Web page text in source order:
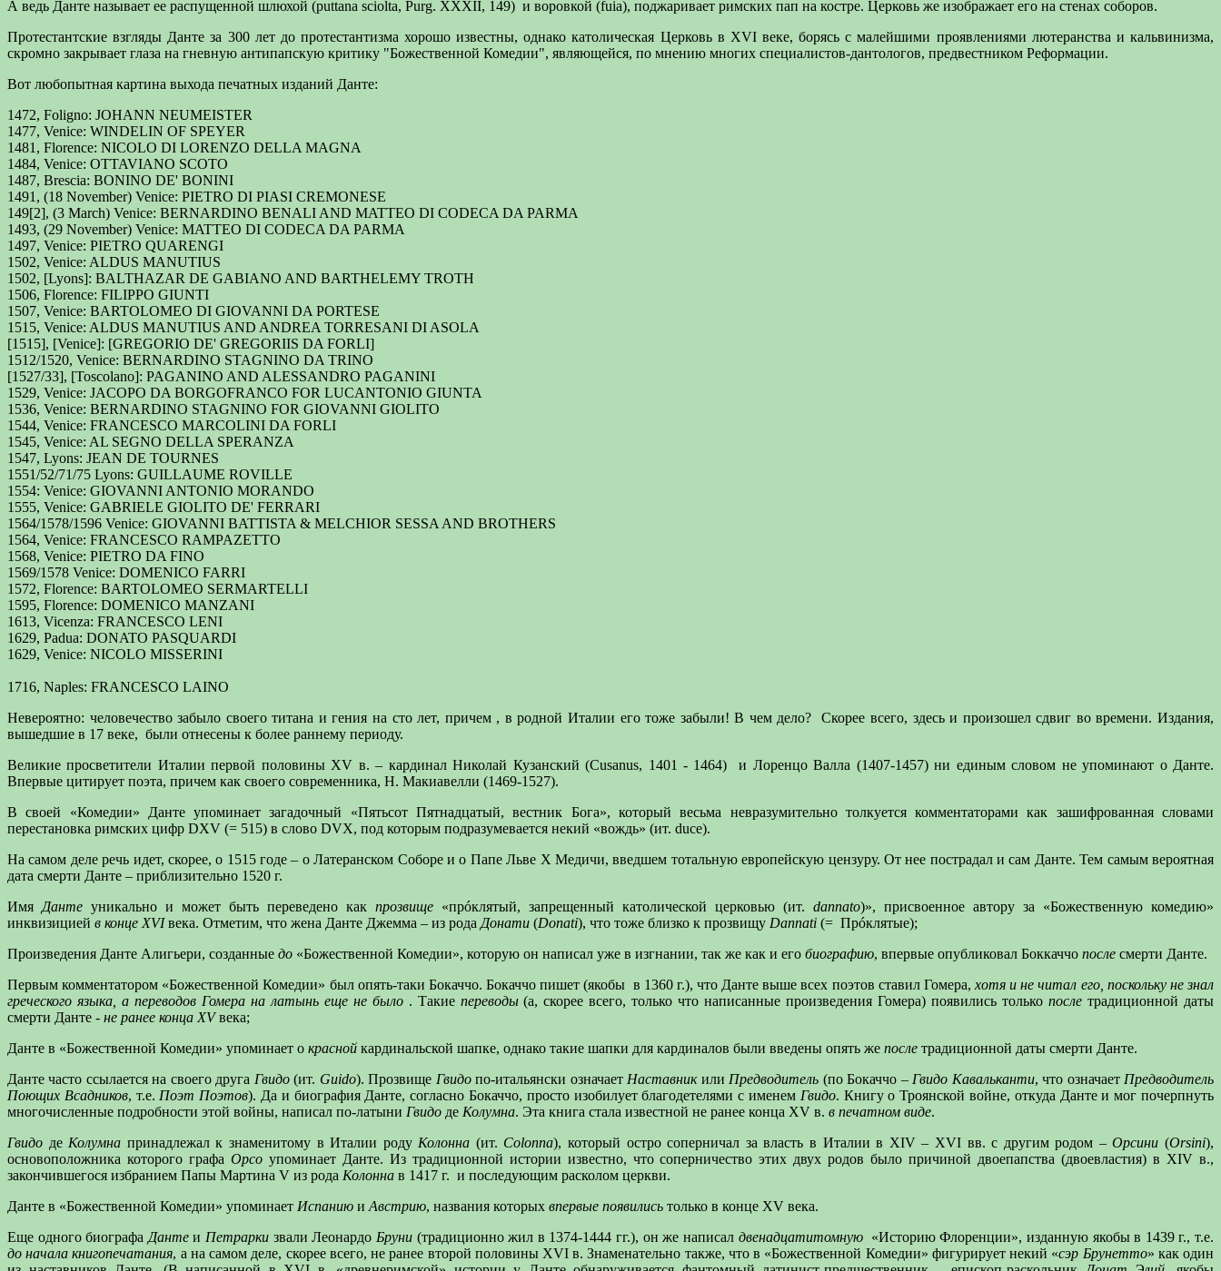
А ведь Данте называет ее распущенной шлюхой (puttana sciolta, Purg. XXXII, 149) и воровкой (fuia), поджаривает римских пап на костре. Церковь же изображает его на стенах соборов.
Протестантские взгляды Данте за 300 лет до протестантизма хорошо известны, однако католическая Церковь в XVI веке, борясь с малейшими проявлениями лютеранства и кальвинизма,
скромно закрывает глаза на гневную антипапскую критику "Божественной Комедии", являющейся, по мнению многих специалистов-дантологов, предвестником Реформации.
Вот любопытная картина выхода печатных изданий Данте:
1472, Foligno: JOHANN NEUMEISTER
1477, Venice: WINDELIN OF SPEYER
1481, Florence: NICOLO DI LORENZO DELLA MAGNA
1484, Venice: OTTAVIANO SCOTO
1487, Brescia: BONINO DE' BONINI
1491, (18 November) Venice: PIETRO DI PIASI CREMONESE
149[2], (3 March) Venice: BERNARDINO BENALI AND MATTEO DI CODECA DA PARMA
1493, (29 November) Venice: MATTEO DI CODECA DA PARMA
1497, Venice: PIETRO QUARENGI
1502, Venice: ALDUS MANUTIUS
1502, [Lyons]: BALTHAZAR DE GABIANO AND BARTHELEMY TROTH
1506, Florence: FILIPPO GIUNTI
1507, Venice: BARTOLOMEO DI GIOVANNI DA PORTESE
1515, Venice: ALDUS MANUTIUS AND ANDREA TORRESANI DI ASOLA
[1515], [Venice]: [GREGORIO DE' GREGORIIS DA FORLI]
1512/1520, Venice: BERNARDINO STAGNINO DA TRINO
[1527/33], [Toscolano]: PAGANINO AND ALESSANDRO PAGANINI
1529, Venice: JACOPO DA BORGOFRANCO FOR LUCANTONIO GIUNTA
1536, Venice: BERNARDINO STAGNINO FOR GIOVANNI GIOLITO
1544, Venice: FRANCESCO MARCOLINI DA FORLI
1545, Venice: AL SEGNO DELLA SPERANZA
1547, Lyons: JEAN DE TOURNES
1551/52/71/75 Lyons: GUILLAUME ROVILLE
1554: Venice: GIOVANNI ANTONIO MORANDO
1555, Venice: GABRIELE GIOLITO DE' FERRARI
1564/1578/1596 Venice: GIOVANNI BATTISTA & MELCHIOR SESSA AND BROTHERS
1564, Venice: FRANCESCO RAMPAZETTO
1568, Venice: PIETRO DA FINO
1569/1578 Venice: DOMENICO FARRI
1572, Florence: BARTOLOMEO SERMARTELLI
1595, Florence: DOMENICO MANZANI
1613, Vicenza: FRANCESCO LENI
1629, Padua: DONATO PASQUARDI
1629, Venice: NICOLO MISSERINI
1716, Naples: FRANCESCO LAINO
Невероятно: человечество забыло своего титана и гения на сто лет, причем , в родной Италии его тоже забыли! В чем дело?
Скорее всего, здесь и произошел сдвиг во времени. Издания,
вышедшие в 17 веке, были отнесены к более раннему периоду.
Великие просветители Италии первой половины XV в. – кардинал Николай Кузанский (Сusanus, 1401 - 1464)
и Лоренцо Валла (1407-1457) ни единым словом не упоминают о Данте.
Впервые цитирует поэта, причем как своего современника, Н. Макиавелли (1469-1527).
В своей «Комедии» Данте упоминает загадочный «Пятьсот Пятнадцатый, вестник Бога», который весьма невразумительно толкуется комментаторами как зашифрованная словами
перестановка римских цифр DXV (= 515) в слово DVX, под которым подразумевается некий «вождь» (ит. duce).
На самом деле речь идет, скорее, о 1515 годе – о Латеранском Соборе и о Папе Льве X Медичи, введшем тотальную европейскую цензуру. От нее пострадал и сам Данте. Тем самым вероятная
дата смерти Данте – приблизительно 1520 г.
Имя Данте уникально и может быть переведено как прозвище «прóклятый, запрещенный католической церковью (ит. dannato)», присвоенное автору за «Божественную комедию»
инквизицией в конце XVIвека. Отметим, что жена Данте Джемма – из рода Донати (Donati), что тоже близко к прозвищу Dannati (= Прóклятые);
Произведения Данте Алигьери, созданные до «Божественной Комедии», которую он написал уже в изгнании, так же как и его биографию, впервые опубликовал Боккаччо после смерти Данте.
Первым комментатором «Божественной Комедии» был опять-таки Бокаччо. Бокаччо пишет (якобы в 1360 г.), что Данте выше всех поэтов ставил Гомера,хотя и не читал его, поскольку не знал
греческого языка, а переводов Гомера на латынь еще не было. Такие переводы(а, скорее всего, только что написанные произведения Гомера) появились толькопосле традиционной даты
смерти Данте - не ранее конца XVвека;
Данте в «Божественной Комедии» упоминает о красной кардинальской шапке, однако такие шапки для кардиналов были введены опять же после традиционной даты смерти Данте.
Данте часто ссылается на своего друга Гвидо(ит. Guido). Прозвище Гвидопо-итальянски означает Наставникили Предводитель (по Бокаччо – Гвидо Кавальканти, что означает Предводитель
Поющих Всадников, т.е. Поэт Поэтов). Да и биография Данте, согласно Бокаччо, просто изобилует благодетелями с именем Гвидо. Книгу о Троянской войне, откуда Данте и мог почерпнуть
многочисленные подробности этой войны, написал по-латыни Гвидо де Колумна. Эта книга стала известной не ранее конца XV в. в печатном виде.
Гвидо де Колумна принадлежал к знаменитому в Италии роду Колонна (ит. Colonna), который остро соперничал за власть в Италии в XIV – XVI вв. с другим родом –Орсини (Orsini),
основоположника которого графа Орсоупоминает Данте. Из традиционной истории известно, что соперничество этих двух родов было причиной двоепапства (двоевластия) в XIV в.,
закончившегося избранием Папы Мартина V из рода Колонна в 1417 г. и последующим расколом церкви.
Данте в «Божественной Комедии» упоминает Испанию и Австрию, названия которых впервые появились только в конце XV века.
Еще одного биографа Дантеи Петрарки звали Леонардо Бруни(традиционно жил в 1374-1444 гг.), он же написал двенадцатитомную
«Историю Флоренции», изданную якобы в 1439 г., т.е.
до начала книгопечатания, а на самом деле, скорее всего, не ранее второй половины XVI в. Знаменательно также, что в «Божественной Комедии» фигурирует некий «сэр Брунетто» как один